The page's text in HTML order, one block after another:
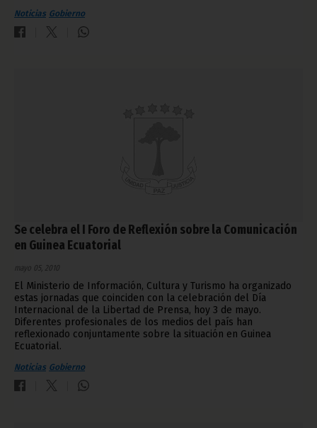
Noticias Gobierno
Se celebra el I Foro de Reflexión sobre la Comunicación
en Guinea Ecuatorial
mayo 05, 2010
El Ministerio de Información, Cultura y Turismo ha organizado
estas jornadas que coinciden con la celebración del Día
Internacional de la Libertad de Prensa, hoy 3 de mayo.
Diferentes profesionales de los medios del país han
reflexionado conjuntamente sobre la situación en Guinea
Ecuatorial.
Noticias Gobierno